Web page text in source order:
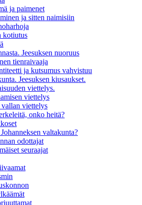
ja paimenet
ja sitten naimisiin
kotiutus
Jeesuksen nuoruus
tienraivaaja
ja kutsumus vahvistuu
Jeesuksen kiusaukset.
viettelys.
viettelys
viettelys
onko heitä?
valtakunta?
odottajat
seuraajat